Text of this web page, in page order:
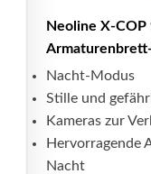
Neoline X-
Nacht-Modus
Stille und
Kameras zur
Hervorragende
Nacht